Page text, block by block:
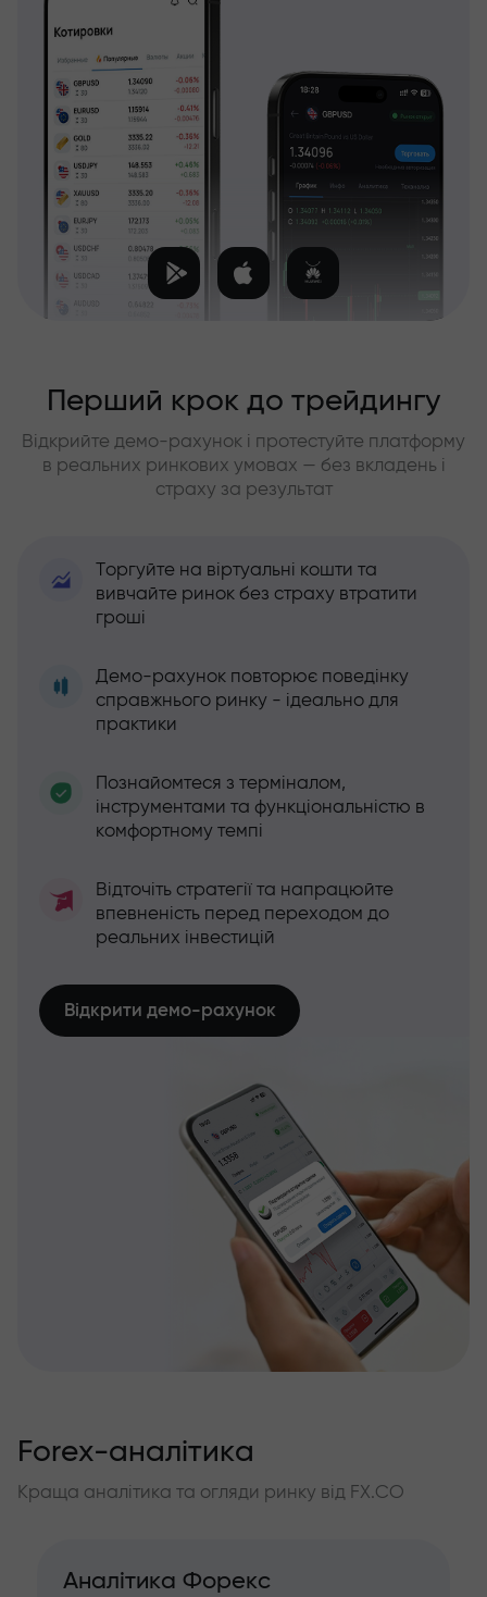
Перший крок до трейдингу
Відкрийте демо-рахунок і протестуйте платформу
в реальних ринкових умовах — без вкладень і
страху за результат
Торгуйте на віртуальні кошти та
вивчайте ринок без страху втратити
гроші
Демо-рахунок повторює поведінку
справжнього ринку - ідеально для
практики
Познайомтеся з терміналом,
інструментами та функціональністю в
комфортному темпі
Відточіть стратегії та напрацюйте
впевненість перед переходом до
реальних інвестицій
Відкрити демо-рахунок
Forex-аналітика
Краща аналітика та огляди ринку від FX.CO
Аналітика Форекс